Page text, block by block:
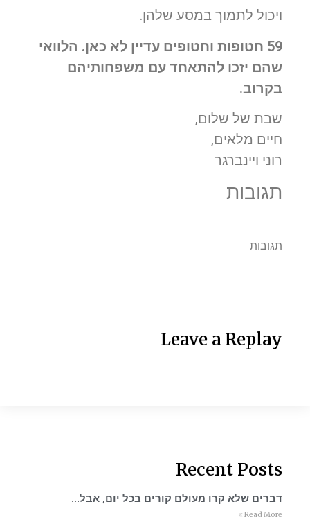
ויכול לתמוך במסע שלהן.
59 חטופות וחטופים עדיין לא כאן.
הלוואי
שהם יזכו להתאחד עם משפחותיהם
בקרוב.
שבת של שלום,
חיים מלאים,
רוני ויינברגר
תגובות
תגובות
Leave a Replay
Recent Posts
דברים שלא קרו מעולם קורים בכל יום, אבל…
Read More »